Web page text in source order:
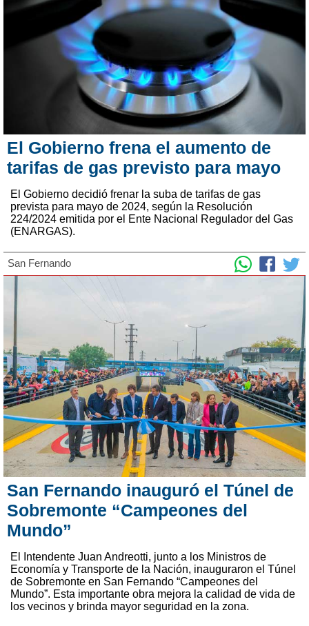
El Gobierno frena el aumento de
tarifas de gas previsto para mayo
El Gobierno decidió frenar la suba de tarifas de gas
prevista para mayo de 2024, según la Resolución
224/2024 emitida por el Ente Nacional Regulador del Gas
(ENARGAS).
San Fernando
San Fernando inauguró el Túnel de
Sobremonte “Campeones del
Mundo”
El Intendente Juan Andreotti, junto a los Ministros de
Economía y Transporte de la Nación, inauguraron el Túnel
de Sobremonte en San Fernando “Campeones del
Mundo”. Esta importante obra mejora la calidad de vida de
los vecinos y brinda mayor seguridad en la zona.